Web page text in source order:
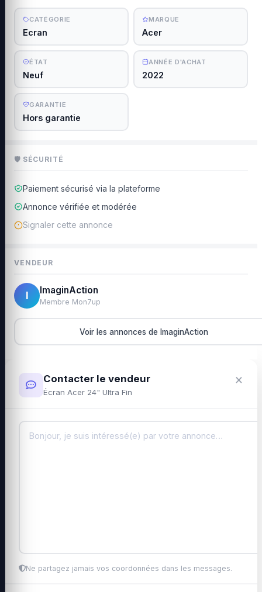
CATÉGORIE
Ecran
MARQUE
Acer
ÉTAT
Neuf
ANNÉE D'ACHAT
2022
GARANTIE
Hors garantie
🛡 SÉCURITÉ
Paiement sécurisé via la plateforme
Annonce vérifiée et modérée
Signaler cette annonce
VENDEUR
I ImaginAction
Membre Mon7up
Voir les annonces de ImaginAction
Contacter le vendeur
Écran Acer 24" Ultra Fin
×
Ne partagez jamais vos coordonnées dans les messages.